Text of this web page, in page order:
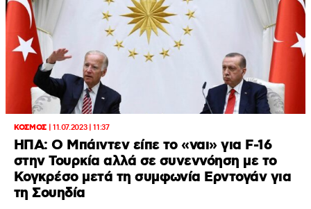
ΚΟΣΜΟΣ| 11.07.2023 | 11:37
HΠΑ: Ο Μπάιντεν είπε το «ναι» για F-16
στην Τουρκία αλλά σε συνεννόηση με το
Κογκρέσο μετά τη συμφωνία Ερντογάν για
τη Σουηδία